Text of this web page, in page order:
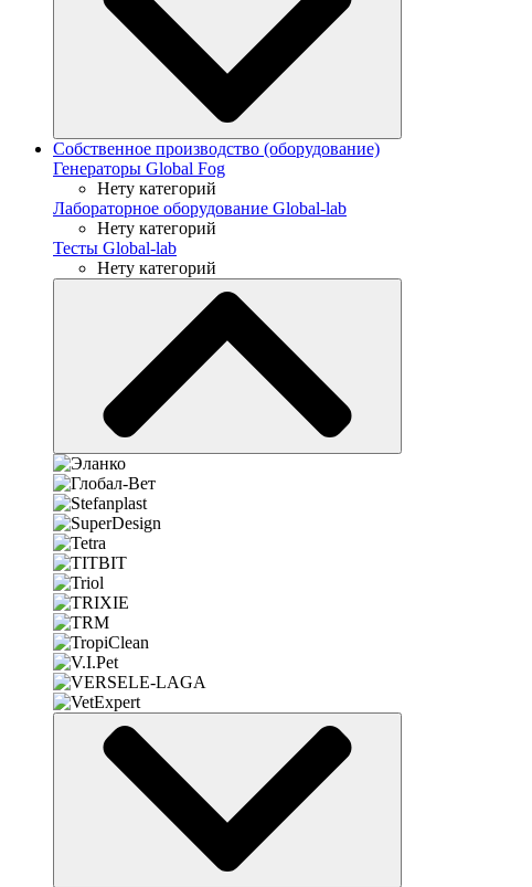
Собственное производство (оборудование)
Генераторы Global Fog
Нету категорий
Лабораторное оборудование Global-lab
Нету категорий
Тесты Global-lab
Нету категорий